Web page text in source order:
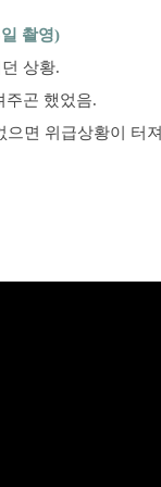
촬영)
상황.
주곤 했었음.
면 위급상황이 터